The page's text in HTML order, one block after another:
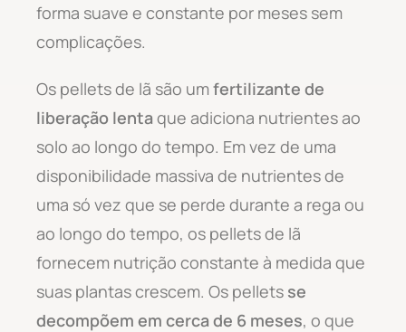
forma suave e constante por meses sem
complicações.
Os pellets de lã são umfertilizante de
liberação lenta que adiciona nutrientes ao
solo ao longo do tempo. Em vez de uma
disponibilidade massiva de nutrientes de
uma só vez que se perde durante a rega ou
ao longo do tempo, os pellets de lã
fornecem nutrição constante à medida que
suas plantas crescem. Os pellets se
decompõem em cerca de 6 meses, o que